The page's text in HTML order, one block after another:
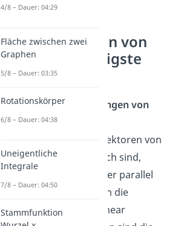
Lagebeziehungen von
Geraden — häufigste
Fragen
Welche Lagebeziehungen von
Geraden gibt es?
Wenn die Richtungsvektoren von
zwei Geraden
identisch sind,
dann sind sie entweder parallel
oder identisch. Sollten die
Richtungsvektoren linear
4/8 – Dauer: 04:29
Fläche zwischen zwei
Graphen
5/8 – Dauer: 03:35
Rotationskörper
6/8 – Dauer: 04:38
Uneigentliche
Integrale
7/8 – Dauer: 04:50
Stammfunktion